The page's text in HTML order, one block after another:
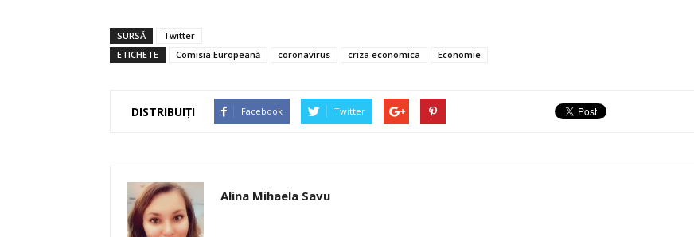
SURSĂ
Twitter
ETICHETE
Comisia Europeană coronavirus criza economica Economie
DISTRIBUIȚI Facebook Twitter
Alina Mihaela Savu